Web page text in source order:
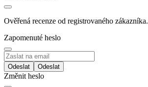
Ověřená recenze od registrovaného zákazníka.
Zapomenuté heslo
Odeslat
Změnit heslo